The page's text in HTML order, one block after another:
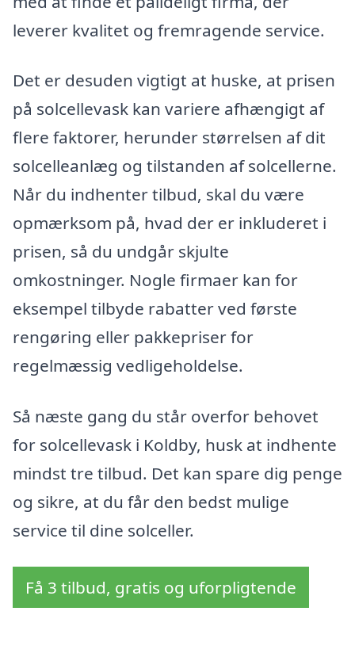
leverer kvalitet og fremragende service.
Det er desuden vigtigt at huske, at prisen
på solcellevask kan variere afhængigt af
flere faktorer, herunder størrelsen af dit
solcelleanlæg og tilstanden af solcellerne.
Når du indhenter tilbud, skal du være
opmærksom på, hvad der er inkluderet i
prisen, så du undgår skjulte
omkostninger. Nogle firmaer kan for
eksempel tilbyde rabatter ved første
rengøring eller pakkepriser for
regelmæssig vedligeholdelse.
Så næste gang du står overfor behovet
for solcellevask i Koldby, husk at indhente
mindst tre tilbud. Det kan spare dig penge
og sikre, at du får den bedst mulige
service til dine solceller.
Få 3 tilbud, gratis og uforpligtende